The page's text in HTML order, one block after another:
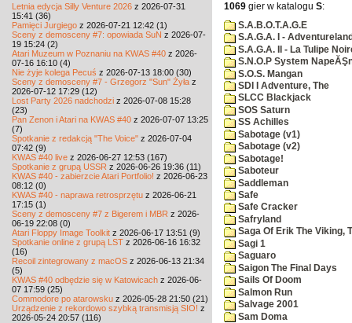
Letnia edycja Silly Venture 2026 z 2026-07-31
15:41 (36)
Pamięci Jurgiego z 2026-07-21 12:42 (1)
Sceny z demosceny #7: opowiada SuN z 2026-07-
19 15:24 (2)
Atari Muzeum w Poznaniu na KWAS #40 z 2026-
07-16 16:10 (4)
Nie żyje kolega Pecuś z 2026-07-13 18:00 (30)
Sceny z demosceny #7 - Grzegorz "Sun" Żyła z
2026-07-12 17:29 (12)
Lost Party 2026 nadchodzi z 2026-07-08 15:28
(23)
Pan Zenon i Atari na KWAS #40 z 2026-07-07 13:25
(7)
Spotkanie z redakcją "The Voice" z 2026-07-04
07:42 (9)
KWAS #40 live z 2026-06-27 12:53 (167)
Spotkanie z grupą USSR z 2026-06-26 19:36 (11)
KWAS #40 - zabierzcie Atari Portfolio! z 2026-06-23
08:12 (0)
KWAS #40 - naprawa retrosprzętu z 2026-06-21
17:15 (1)
Sceny z demosceny #7 z Bigerem i MBR z 2026-
06-19 22:08 (0)
Atari Floppy Image Toolkit z 2026-06-17 13:51 (9)
Spotkanie online z grupą LST z 2026-06-16 16:32
(16)
Recoil zintegrowany z macOS z 2026-06-13 21:34
(5)
KWAS #40 odbędzie się w Katowicach z 2026-06-
07 17:59 (25)
Commodore po atarowsku z 2026-05-28 21:50 (21)
Urządzenie z rekordowo szybką transmisją SIO! z
2026-05-24 20:57 (116)
1069 gier w katalogu S:
S.A.B.O.T.A.G.E
S.A.G.A. I -
S.A.G.A. II - La Tulipe
S.N.O.P System
S.O.S. Mangan
SDI I Adventure, The
SLCC Blackjack
SOS Saturn
SS Achilles
Sabotage (v1)
Sabotage (v2)
Sabotage!
Saboteur
Saddleman
Safe
Safe Cracker
Safryland
Saga Of Erik The Viking,
Sagi 1
Saguaro
Saigon The Final Days
Sails Of Doom
Salmon Run
Salvage 2001
Sam Doma